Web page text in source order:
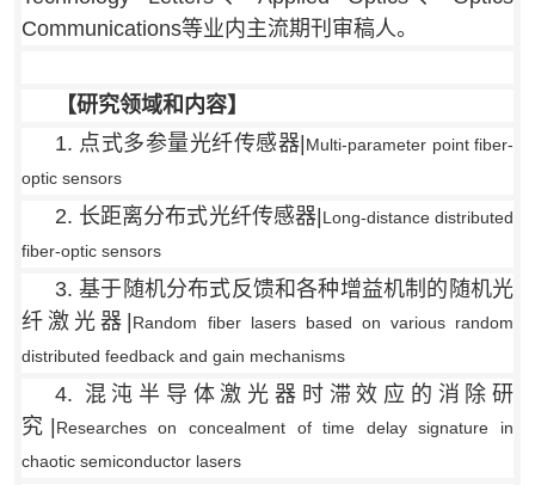
Communications等业内主流期刊审稿人。
【研究领域和内容】
1. 点式多参量光纤传感器|Multi-parameter point fiber-
optic sensors
2. 长距离分布式光纤传感器|Long-distance distributed
fiber-optic sensors
3. 基于随机分布式反馈和各种增益机制的随机光
纤激光器|Random fiber lasers based on various random
distributed feedback and gain mechanisms
4. 混沌半导体激光器时滞效应的消除研
究|Researches on concealment of time delay signature in
chaotic semiconductor lasers